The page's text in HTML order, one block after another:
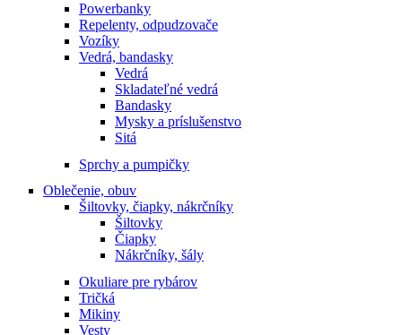
Powerbanky
Repelenty, odpudzovače
Vozíky
Vedrá, bandasky
Vedrá
Skladateľné vedrá
Bandasky
Mysky a príslušenstvo
Sitá
Sprchy a pumpičky
Oblečenie, obuv
Šiltovky, čiapky, nákrčníky
Šiltovky
Čiapky
Nákrčníky, šály
Okuliare pre rybárov
Tričká
Mikiny
Vesty